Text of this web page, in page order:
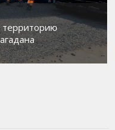
территорию